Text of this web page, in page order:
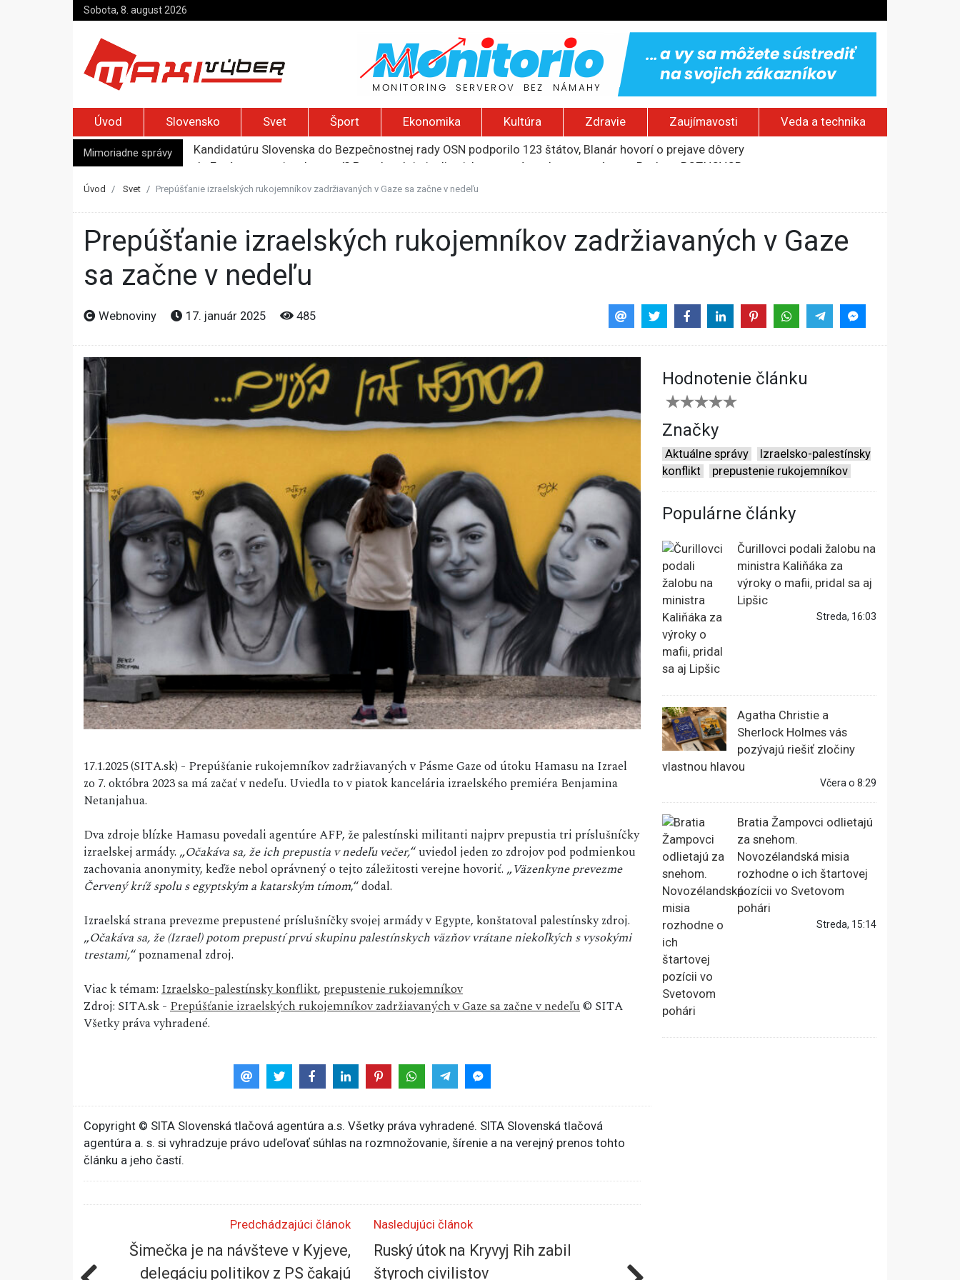
Sobota, 8. august 2026
Úvod Slovensko Svet Šport Ekonomika Kultúra Zdravie Zaujímavosti Veda a technika
Mimoriadne správy
Kandidatúru Slovenska do Bezpečnostnej rady OSN podporilo 123 štátov, Blanár hovorí o prejave dôvery
Je Európa naozaj v ohrození? Pravda o kriminalite, islame a mýte o konzervatívnom Rusku – ROZHOVOR
Kyjev žiada EÚ o 220 miliónov eur na pomoc farmárom, ktorých postihla blokáda prístavov
Úvod Svet Prepúšťanie izraelských rukojemníkov zadržiavaných v Gaze sa začne v nedeľu
Prepúšťanie izraelských rukojemníkov zadržiavaných v Gaze
sa začne v nedeľu
Webnoviny 17. január 2025 485
17.1.2025 (SITA.sk) - Prepúšťanie rukojemníkov zadržiavaných v Pásme Gaze od útoku Hamasu na Izrael
zo 7. októbra 2023 sa má začať v nedeľu. Uviedla to v piatok kancelária izraelského premiéra Benjamina
Netanjahua.
Dva zdroje blízke Hamasu povedali agentúre AFP, že palestínski militanti najprv prepustia tri príslušníčky
izraelskej armády. „Očakáva sa, že ich prepustia v nedeľu večer,“ uviedol jeden zo zdrojov pod podmienkou
zachovania anonymity, keďže nebol oprávnený o tejto záležitosti verejne hovoriť. „Väzenkyne prevezme
Červený kríž spolu s egyptským a katarským tímom,“ dodal.
Izraelská strana prevezme prepustené príslušníčky svojej armády v Egypte, konštatoval palestínsky zdroj.
„Očakáva sa, že (Izrael) potom prepustí prvú skupinu palestínskych väzňov vrátane niekoľkých s vysokými
trestami,“ poznamenal zdroj.
Viac k témam:Izraelsko-palestínsky konflikt, prepustenie rukojemníkov
Zdroj: SITA.sk -Prepúšťanie izraelských rukojemníkov zadržiavaných v Gaze sa začne v nedeľu© SITA
Všetky práva vyhradené.
Hodnotenie článku
Značky
Aktuálne správy
Izraelsko-palestínsky
konflikt
prepustenie rukojemníkov
Populárne články
Čurillovci podali žalobu na
ministra Kaliňáka za
výroky o mafii, pridal sa aj
Lipšic
Streda, 16:03
Agatha Christie a
Sherlock Holmes vás
pozývajú riešiť zločiny
vlastnou hlavou
Včera o 8:29
Bratia Žampovci odlietajú
za snehom.
Novozélandská misia
rozhodne o ich štartovej
pozícii vo Svetovom
pohári
Streda, 15:14
Copyright © SITA Slovenská tlačová agentúra a.s. Všetky práva vyhradené. SITA Slovenská tlačová
agentúra a. s. si vyhradzuje právo udeľovať súhlas na rozmnožovanie, šírenie a na verejný prenos tohto
článku a jeho častí.
Predchádzajúci článok
Šimečka je na návšteve v Kyjeve,
delegáciu politikov z PS čakajú
Nasledujúci článok
Ruský útok na Kryvyj Rih zabil
štyroch civilistov